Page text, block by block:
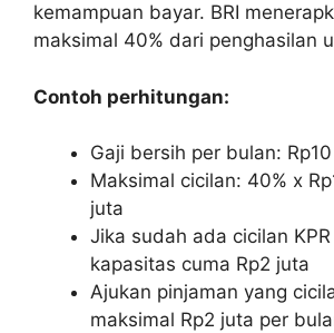
kemampuan bayar. BRI
maksimal 40% dari penghasilan
Contoh perhitungan:
Gaji bersih per bulan:
Maksimal cicilan: 40% x
juta
Jika sudah ada cicilan
kapasitas cuma Rp2 juta
Ajukan pinjaman yang
maksimal Rp2 juta per